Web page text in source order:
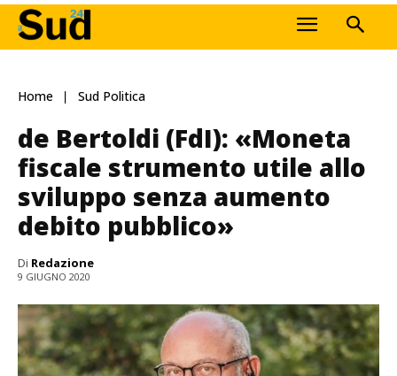
Home Sud Politica
de Bertoldi (FdI): «Moneta
fiscale strumento utile allo
sviluppo senza aumento
debito pubblico»
Di Redazione
9 GIUGNO 2020